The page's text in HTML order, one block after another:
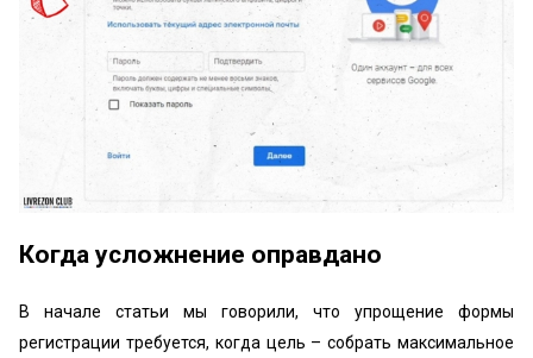
Когда усложнение оправдано
В начале статьи мы говорили, что упрощение формы
регистрации требуется, когда цель – собрать максимальное